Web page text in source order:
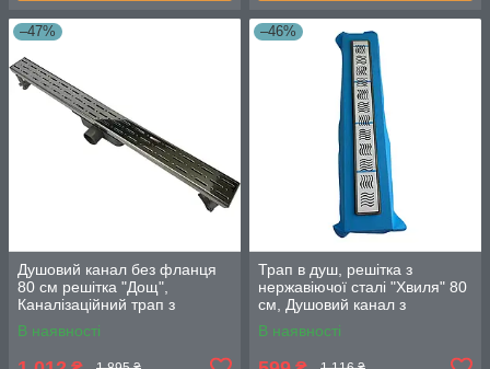
–47%
Душовий канал без фланця
80 см решітка "Дощ",
Каналізаційний трап з
подвійним гідрозатвором
В наявності
–46%
Трап в душ, решітка з
нержавіючої сталі "Хвиля" 80
см, Душовий канал з
горизонтальним фланцем
В наявності